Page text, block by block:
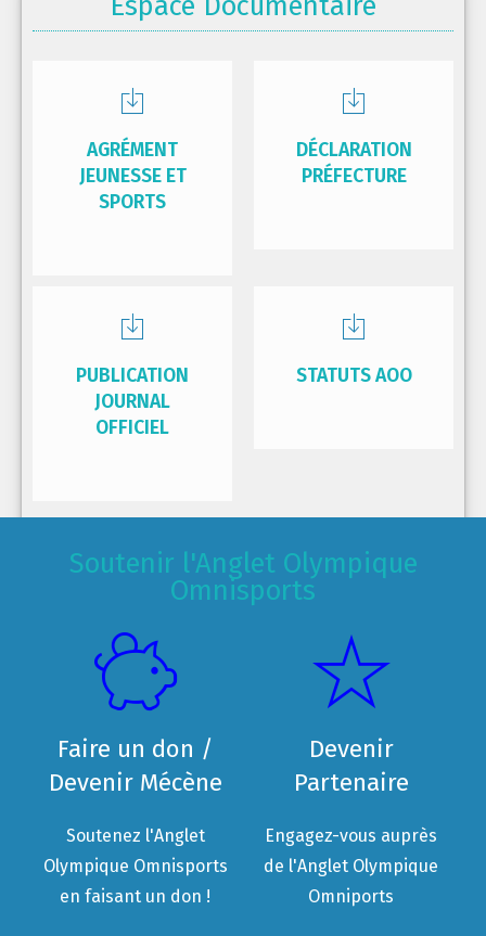
AGRÉMENT
JEUNESSE ET
SPORTS
DÉCLARATION
PRÉFECTURE
PUBLICATION
JOURNAL
OFFICIEL
STATUTS AOO
Soutenir l'Anglet Olympique
Omnisports
Faire un don /
Devenir Mécène
Soutenez l'Anglet
Olympique Omnisports
en faisant un don !
Devenir
Partenaire
Engagez-vous auprès
de l'Anglet Olympique
Omniports